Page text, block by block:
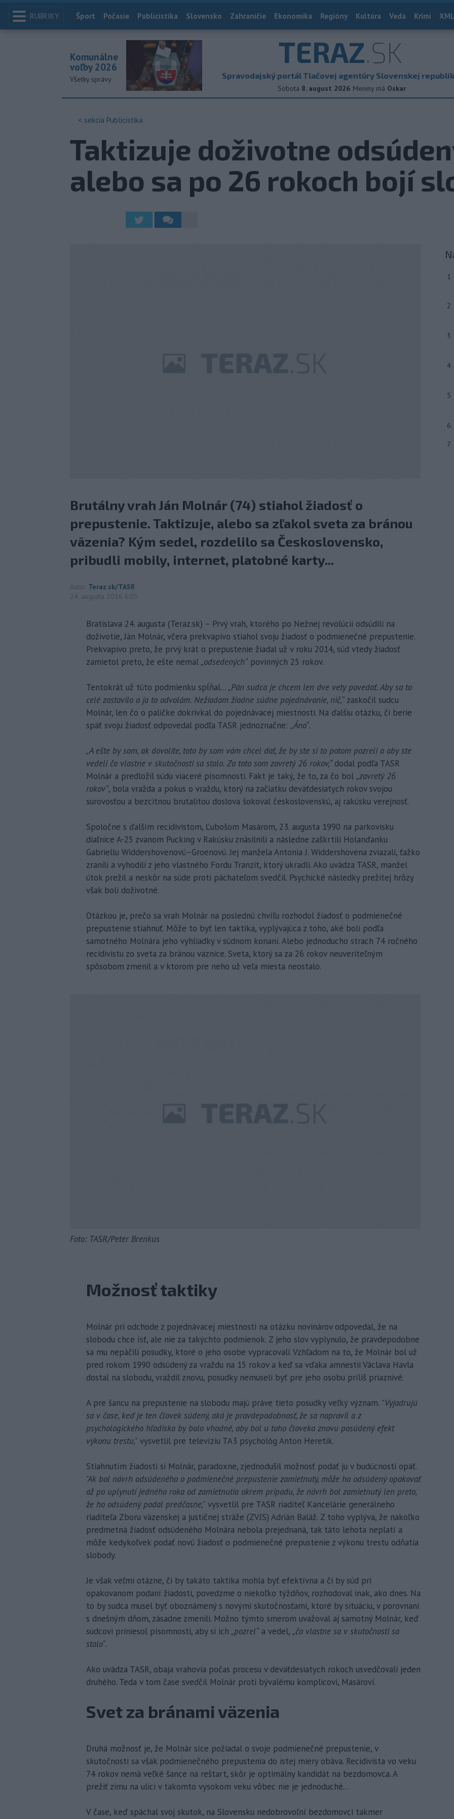
RUBRIKY Index
Šport Počasie Publicistika Slovensko Zahraničie Ekonomika Regióny Kultúra Veda Krimi
TERAZ.SK
Spravodajský portál Tlačovej agentúry Slovenskej
Sobota 8. august 2026 Meniny má Oskar
Komunálne
voľby 2026
Všetky správy
< sekcia Publicistika
Taktizuje doživotne
alebo sa po 26 rokoch bojí
Brutálny vrah Ján Molnár (74) stiahol žiadosť o
prepustenie. Taktizuje, alebo sa zľakol sveta za bránou
väzenia? Kým sedel, rozdelilo sa Československo,
pribudli mobily, internet, platobné karty...
Autor Teraz.sk/TASR
24. augusta 2016 6:05
Bratislava 24. augusta (Teraz.sk) – Prvý vrah, ktorého po Nežnej revolúcii odsúdili na
doživotie, Ján Molnár, včera prekvapivo stiahol svoju žiadosť o podmienečné prepustenie.
Prekvapivo preto, že prvý krát o prepustenie žiadal už v roku 2014, súd vtedy žiadosť
zamietol preto, že ešte nemal„odsedených“ povinných 25 rokov.
Tentokrát už túto podmienku spĺňal... „Pán sudca je chcem len dve vety povedať. Aby sa to
celé zastavilo a ja to odvolám. Nežiadam žiadne súdne pojednávanie, nič,“ zaskočil sudcu
Molnár, len čo o paličke dokrivkal do pojednávacej miestnosti. Na ďalšiu otázku, či berie
späť svoju žiadosť odpovedal podľa TASR jednoznačne: „Áno“.
„A ešte by som, ak dovolíte, toto by som vám chcel dať, že by ste si to potom pozreli a aby ste
vedeli čo vlastne v skutočnosti sa stalo. Za toto som zavretý 26 rokov,“ dodal podľa TASR
Molnár a predložil súdu viaceré písomnosti. Fakt je taký, že to, za čo bol „zavretý 26
rokov“, bola vražda a pokus o vraždu, ktorý na začiatku deväťdesiatych rokov svojou
surovosťou a bezcitnou brutalitou doslova šokoval československú, aj rakúsku verejnosť.
Spoločne s ďalším recidivistom, Ľubošom Masárom, 23. augusta 1990 na parkovisku
diaľnice A-25 zvanom Pucking v Rakúsku znásilnili a následne zaškrtili Holanďanku
Gabriellu Widdershovenovú–Groenovú. Jej manžela Antonia J. Widdershovena zviazali, ťažko
zranili a vyhodili z jeho vlastného Fordu Tranzit, ktorý ukradli. Ako uvádza TASR, manžel
útok prežil a neskôr na súde proti páchateľom svedčil. Psychické následky prežitej hrôzy
však boli doživotné.
Otázkou je, prečo sa vrah Molnár na poslednú chvíľu rozhodol žiadosť o podmienečné
prepustenie stiahnuť. Môže to byť len taktika, vyplývajúca z toho, aké boli podľa
samotného Molnára jeho vyhliadky v súdnom konaní. Alebo jednoducho strach 74 ročného
recidivistu zo sveta za bránou väznice. Sveta, ktorý sa za 26 rokov neuveriteľným
spôsobom zmenil a v ktorom pre neho už veľa miesta neostalo.
Foto: TASR/Peter Brenkus
Možnosť taktiky
Molnár pri odchode z pojednávacej miestnosti na otázku novinárov odpovedal, že na
slobodu chce ísť, ale nie za takýchto podmienok. Z jeho slov vyplynulo, že pravdepodobne
sa mu nepáčili posudky, ktoré o jeho osobe vypracovali. Vzhľadom na to, že Molnár bol už
pred rokom 1990 odsúdený za vraždu na 15 rokov a keď sa vďaka amnestii Václava Havla
dostal na slobodu, vraždil znovu, posudky nemuseli byť pre jeho osobu príliš priaznivé.
A pre šancu na prepustenie na slobodu majú práve tieto posudky veľký význam. "Vyjadrujú
sa v čase, keď je ten človek súdený, aká je pravdepodobnosť, že sa napravil a z
psychologického hľadiska by bolo vhodné, aby bol u toho človeka znovu posúdený efekt
výkonu trestu," vysvetlil pre televíziu TA3 psychológ Anton Heretik.
Stiahnutím žiadosti si Molnár, paradoxne, zjednodušil možnosť podať ju v budúcnosti opäť.
"Ak bol návrh odsúdeného o podmienečné prepustenie zamietnutý, môže ho odsúdený opakovať
až po uplynutí jedného roka od zamietnutia okrem prípadu, že návrh bol zamietnutý len preto,
že ho odsúdený podal predčasne," vysvetlil pre TASR riaditeľ Kancelárie generálneho
riaditeľa Zboru väzenskej a justičnej stráže (ZVJS) Adrián Baláž. Z toho vyplýva, že nakoľko
predmetná žiadosť odsúdeného Molnára nebola prejednaná, tak táto lehota neplatí a
môže kedykoľvek podať novú žiadosť o podmienečné prepustenie z výkonu trestu odňatia
slobody.
Je však veľmi otázne, či by takáto taktika mohla byť efektívna a či by súd pri
opakovanom podaní žiadosti, povedzme o niekoľko týždňov, rozhodoval inak, ako dnes. Na
to by sudca musel byť oboznámený s novými skutočnosťami, ktoré by situáciu, v porovnaní
s dnešným dňom, zásadne zmenili. Možno týmto smerom uvažoval aj samotný Molnár, keď
sudcovi priniesol písomnosti, aby si ich „pozrel“ a vedel, „čo vlastne sa v skutočnosti sa
stalo“.
Ako uvádza TASR, obaja vrahovia počas procesu v deväťdesiatych rokoch usvedčovali jeden
druhého. Teda v tom čase svedčil Molnár proti bývalému komplicovi, Masárovi.
Svet za bránami väzenia
Druhá možnosť je, že Molnár síce požiadal o svoje podmienečné prepustenie, v
skutočnosti sa však podmienečného prepustenia do istej miery obáva. Recidivista vo veku
74 rokov nemá veľké šance na reštart, skôr je optimálny kandidát na bezdomovca. A
prežiť zimu na ulici v takomto vysokom veku vôbec nie je jednoduché...
V čase, keď spáchal svoj skutok, na Slovensku nedobrovoľní bezdomovci takmer
1
2
3
4
5
6
7